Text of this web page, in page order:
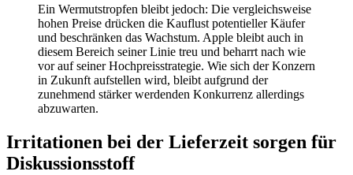
Ein Wermutstropfen bleibt jedoch: Die vergleichsweise
hohen Preise drücken die Kauflust potentieller Käufer
und beschränken das Wachstum. Apple bleibt auch in
diesem Bereich seiner Linie treu und beharrt nach wie
vor auf seiner Hochpreisstrategie. Wie sich der Konzern
in Zukunft aufstellen wird, bleibt aufgrund der
zunehmend stärker werdenden Konkurrenz allerdings
abzuwarten.
Irritationen bei der Lieferzeit sorgen für
Diskussionsstoff